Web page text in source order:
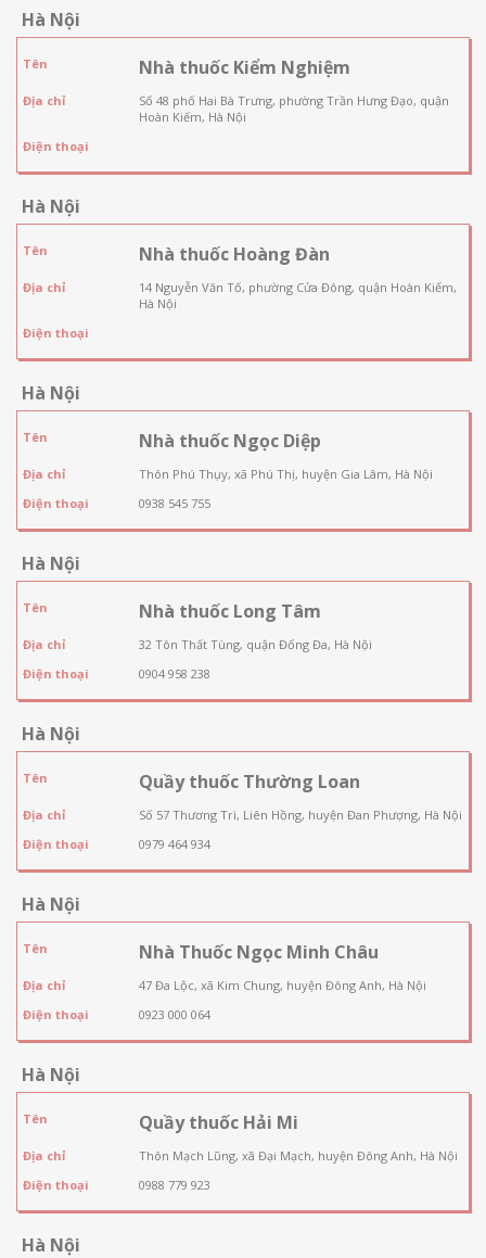
Hà Nội
Tên Nhà thuốc Kiểm Nghiệm
Địa chỉ
Số 48 phố Hai Bà Trưng, phường Trần Hưng Đạo, quận
Hoàn Kiếm, Hà Nội
Điện thoại
Hà Nội
Tên Nhà thuốc Hoàng Đàn
Địa chỉ
14 Nguyễn Văn Tố, phường Cửa Đông, quận Hoàn Kiếm,
Hà Nội
Điện thoại
Hà Nội
Tên Nhà thuốc Ngọc Diệp
Địa chỉ
Thôn Phú Thụy, xã Phú Thị, huyện Gia Lâm, Hà Nội
Điện thoại
0938 545 755
Hà Nội
Tên Nhà thuốc Long Tâm
Địa chỉ
32 Tôn Thất Tùng, quận Đống Đa, Hà Nội
Điện thoại
0904 958 238
Hà Nội
Tên Quầy thuốc Thường Loan
Địa chỉ
Số 57 Thương Trì, Liên Hồng, huyện Đan Phượng, Hà Nội
Điện thoại
0979 464 934
Hà Nội
Tên Nhà Thuốc Ngọc Minh Châu
Địa chỉ
47 Đa Lộc, xã Kim Chung, huyện Đông Anh, Hà Nội
Điện thoại
0923 000 064
Hà Nội
Tên Quầy thuốc Hải Mi
Địa chỉ
Thôn Mạch Lũng, xã Đại Mạch, huyện Đông Anh, Hà Nội
Điện thoại
0988 779 923
Hà Nội